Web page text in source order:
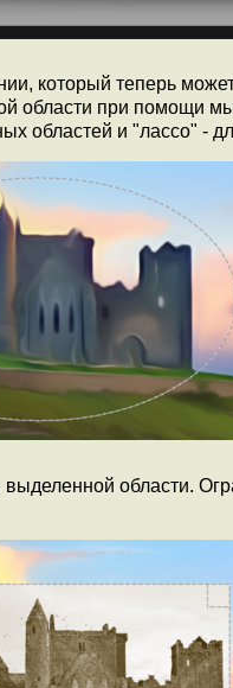
который теперь
области при помощи
областей и "лассо" -
области.